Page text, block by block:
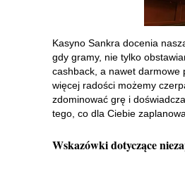
Kasyno Sankra docenia
gdy gramy, nie tylko
cashback, a nawet darmowe
więcej radości możemy
zdominować grę i
tego, co dla Ciebie
Wskazówki dotyczące